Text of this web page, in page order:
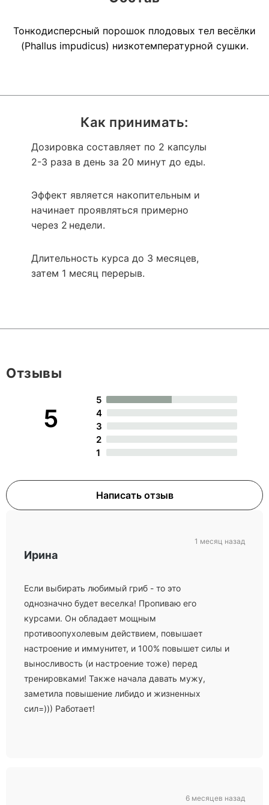
Как принимать:
Дозировка составляет по 2 капсулы
2-3 раза в день за 20 минут до еды.
Эффект является накопительным и
начинает проявляться примерно
через 2 недели.
Длительность курса до 3 месяцев,
затем 1 месяц перерыв.
Тонкодисперсный порошок плодовых тел весёлки
(Phallus impudicus) низкотемпературной сушки.
5
5
4
3
2
1
Написать отзыв
Отзывы
Ирина
Если выбирать любимый гриб - то это
однозначно будет веселка! Пропиваю его
курсами. Он обладает мощным
противоопухолевым действием, повышает
настроение и иммунитет, и 100% повышет силы и
выносливость (и настроение тоже) перед
тренировками! Также начала давать мужу,
заметила повышение либидо и жизненных
сил=))) Работает!
1 месяц назад
6 месяцев назад